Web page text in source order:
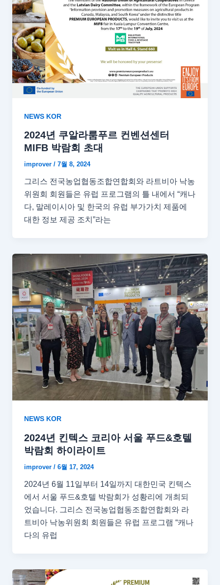
NEWS KOR
2024년 쿠알라룸푸르 컨벤션센터
MIFB 박람회 초대
improver / 7월 8, 2024
그리스 전국농업협동조합연합회와 라트비아 낙농
위원회 회원들은 유럽 프로그램의 틀 내에서 “캐나
다, 말레이시아 및 한국의 유럽 부가가치 제품에
대한 정보 제공 조치”라는
NEWS KOR
2024년 킨텍스 코리아 서울 푸드&호텔
박람회 하이라이트
improver / 6월 17, 2024
2024년 6월 11일부터 14일까지 대한민국 킨텍스
에서 서울 푸드&호텔 박람회가 성황리에 개최되
었습니다. 그리스 전국농업협동조합연합회와 라
트비아 낙농위원회 회원들은 유럽 프로그램 “캐나
다의 유럽